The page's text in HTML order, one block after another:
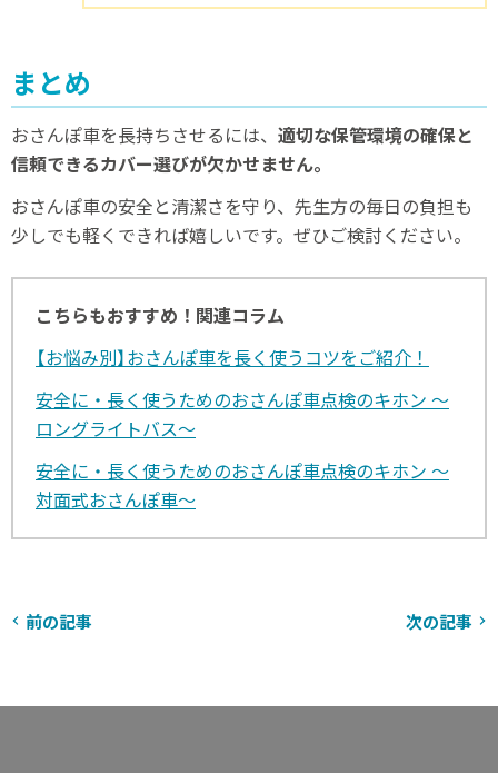
まとめ
おさんぽ車を長持ちさせるには、 適切な保管環境の確保と
信頼できるカバー選びが欠かせません。
おさんぽ車の安全と清潔さを守り、先生方の毎日の負担も
少しでも軽くできれば嬉しいです。ぜひご検討ください。
こちらもおすすめ！関連コラム
【お悩み別】おさんぽ車を長く使うコツをご紹介！
安全に・長く使うためのおさんぽ車点検のキホン ～
ロングライトバス～
安全に・長く使うためのおさんぽ車点検のキホン ～
対面式おさんぽ車～
前の記事 次の記事